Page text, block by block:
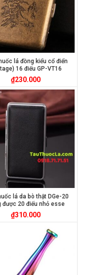
lá đồng kiểu cổ điển
16 điếu GP-VT16
₫230.000
lá da bò thật DGe-20
được 20 điếu nhỏ esse
₫310.000